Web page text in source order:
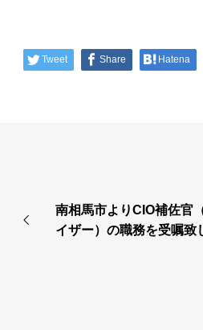
Tweet Share Hatena
南相馬市よりCIO補佐官
イザー）の職務を受嘱致